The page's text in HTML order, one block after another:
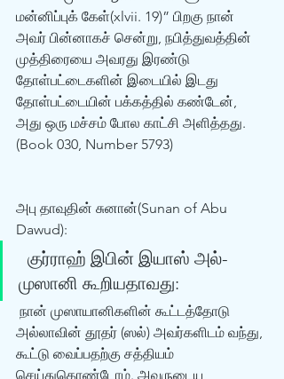
மன்னிப்புக் கேள்(xlvii. 19)” பிறகு நான்
அவர் பின்னாகச் சென்று, நபித்துவத்தின்
முத்திரையை அவரது இரண்டு
தோள்பட்டைகளின் இடையில் இடது
தோள்பட்டையின் பக்கத்தில் கண்டேன்,
அது ஒரு மச்சம் போல காட்சி அளித்தது.
(Book 030, Number 5793)
அபு தாவுதின் சுனான்(Sunan of Abu
Dawud):
முஸானி கூறியதாவது:
அல்லாவின் தூதர் (ஸல்) அவர்களிடம் வந்து,
கூட்டு வைப்பதற்கு சத்தியம்
செய்துகொண்டோம். அவருடைய